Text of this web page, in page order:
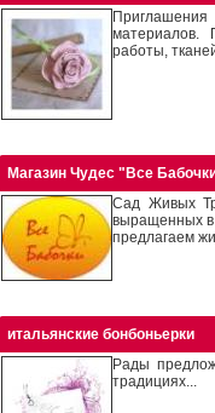
материалов.
работы,
Магазин Чудес "Все
Сад Живых
выращенных в
предлагаем
итальянские бонбоньерки
Рады
традициях...